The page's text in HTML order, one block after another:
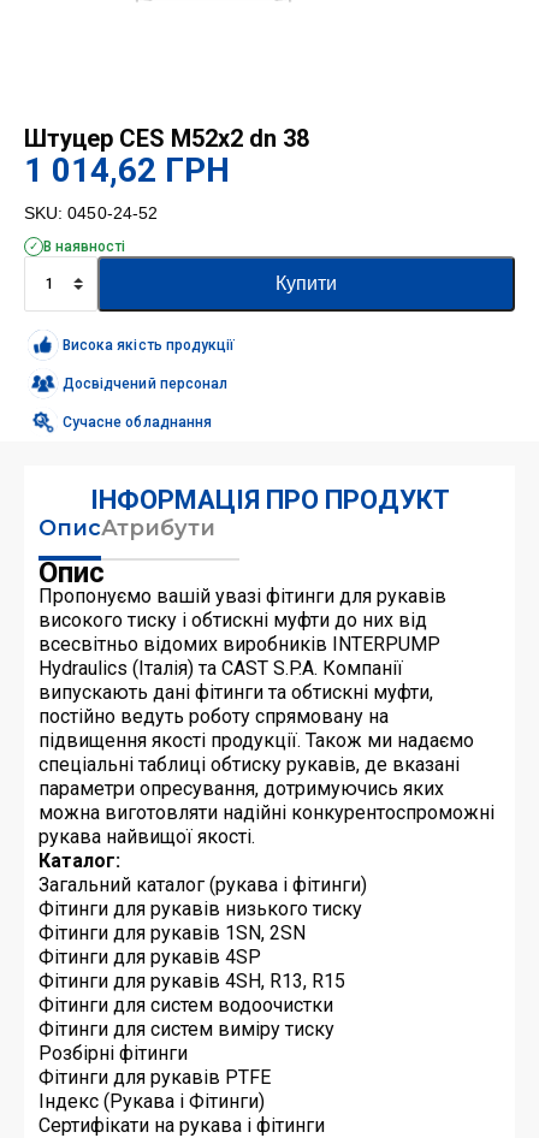
Штуцер CES M52x2 dn 38
1 014,62 ГРН
SKU: 0450-24-52
В наявності
CES
M52x2
dn
38
кількість
Купити
Висока якість продукції
Досвідчений персонал
Сучасне обладнання
ІНФОРМАЦІЯ ПРО ПРОДУКТ
ОписАтрибути
Опис
Пропонуємо вашій увазі фітинги для рукавів
високого тиску і обтискні муфти до них від
всесвітньо відомих виробників INTERPUMP
Hydraulics (Італія) та CAST S.P.A. Компанії
випускають дані фітинги та обтискні муфти,
постійно ведуть роботу спрямовану на
підвищення якості продукції. Також ми надаємо
спеціальні таблиці обтиску рукавів, де вказані
параметри опресування, дотримуючись яких
можна виготовляти надійні конкурентоспроможні
рукава найвищої якості.
Каталог:
Загальний каталог (рукава і фітинги)
Фітинги для рукавів низького тиску
Фітинги для рукавів 1SN, 2SN
Фітинги для рукавів 4SP
Фітинги для рукавів 4SH, R13, R15
Фітинги для систем водоочистки
Фітинги для систем виміру тиску
Розбірні фітинги
Фітинги для рукавів PTFE
Індекс (Рукава і Фітинги)
Сертифікати на рукава і фітинги